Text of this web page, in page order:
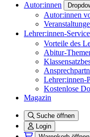
Autor:innen
Autor:innen
Lehrer:innen-Service
Vorteile des
Abitur-
Lehrer:innen-
Kostenlose
Magazin
Suche öffnen
Login